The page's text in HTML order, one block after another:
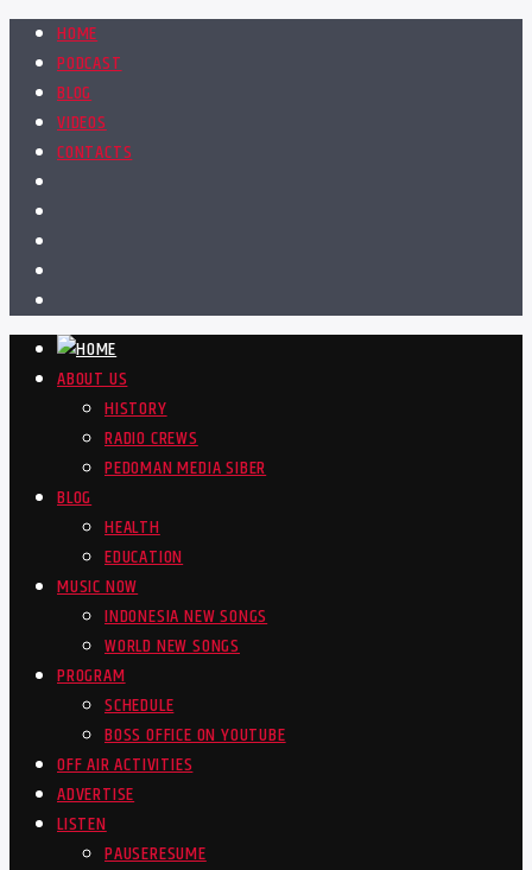
HOME
PODCAST
BLOG
VIDEOS
CONTACTS
ABOUT US
HISTORY
RADIO CREWS
PEDOMAN MEDIA SIBER
BLOG
HEALTH
EDUCATION
MUSIC NOW
INDONESIA NEW SONGS
WORLD NEW SONGS
PROGRAM
SCHEDULE
BOSS OFFICE ON YOUTUBE
OFF AIR ACTIVITIES
ADVERTISE
LISTEN
PAUSERESUME